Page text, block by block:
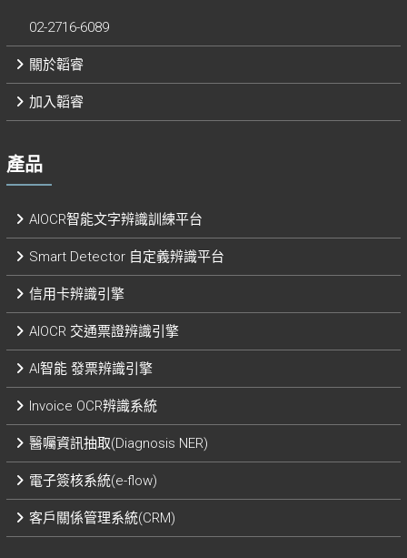
02-2716-6089
關於韜睿
加入韜睿
產品
AIOCR智能文字辨識訓練平台
Smart Detector 自定義辨識平台​
信用卡辨識引擎
AIOCR 交通票證辨識引擎
AI智能 發票辨識引擎​
Invoice OCR辨識系統
醫囑資訊抽取(Diagnosis NER)
電子簽核系統(e-flow)
客戶關係管理系統(CRM)